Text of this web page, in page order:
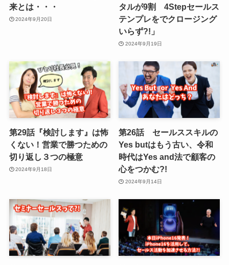
来とは・・・
2024年9月20日
タルが9割 4Stepセールス
テンプレをでクロージング
いらず?!」
2024年9月19日
第29話『検討します』は怖
くない！営業で勝つための
切り返し３つの極意​
2024年9月18日
第26話 セールススキルの
Yes butはもう古い、令和
時代はYes and法で顧客の
心をつかむ?!
2024年9月14日